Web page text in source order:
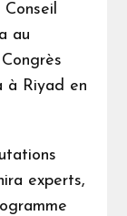
au
à Riyad en
experts,